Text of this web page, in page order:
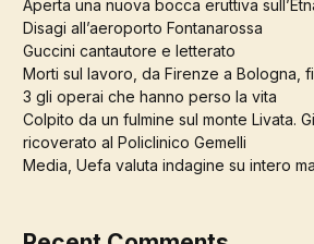
Aperta una nuova bocca eruttiva
Disagi all’aeroporto Fontanarossa
Guccini cantautore e letterato
Morti sul lavoro, da Firenze a Bologna,
3 gli operai che hanno perso la vita
Colpito da un fulmine sul monte Livata.
ricoverato al Policlinico Gemelli
Media, Uefa valuta indagine su intero